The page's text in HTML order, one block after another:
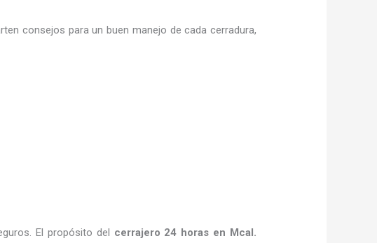
consejos para un buen manejo de cada cerradura,
El propósito del cerrajero 24 horas en Mcal.